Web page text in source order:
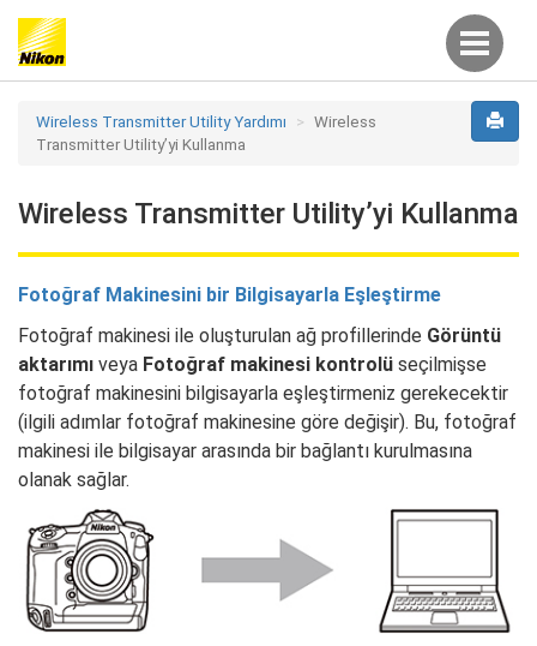
Wireless Transmitter Utility Yardımı
Wireless
Transmitter Utility’yi Kullanma
Wireless Transmitter Utility’yi Kullanma
Fotoğraf Makinesini bir Bilgisayarla Eşleştirme
Fotoğraf makinesi ile oluşturulan ağ profillerinde Görüntü
aktarımı veya Fotoğraf makinesi kontrolü seçilmişse
fotoğraf makinesini bilgisayarla eşleştirmeniz gerekecektir
(ilgili adımlar fotoğraf makinesine göre değişir). Bu, fotoğraf
makinesi ile bilgisayar arasında bir bağlantı kurulmasına
olanak sağlar.